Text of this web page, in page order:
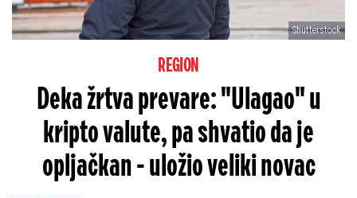
Shutterstock
REGION
Deka žrtva prevare: "Ulagao" u
kripto valute, pa shvatio da je
opljačkan - uložio veliki novac